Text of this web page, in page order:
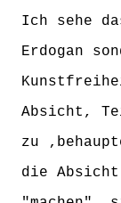
Ich sehe
Erdogan
Absicht,
zu
die